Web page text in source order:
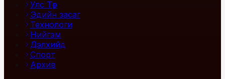
Улс Төр
Эдийн засаг
Технологи
Нийгэм
Дэлхийд
Спорт
Архив